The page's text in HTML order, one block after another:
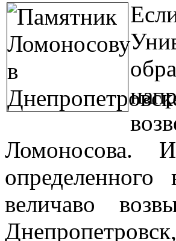
Ломоносова.
величаво